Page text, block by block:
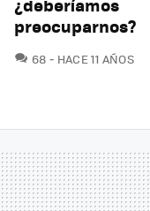
¿deberíamos
preocuparnos?
68 COMENTARIOS
HACE 11 AÑOS